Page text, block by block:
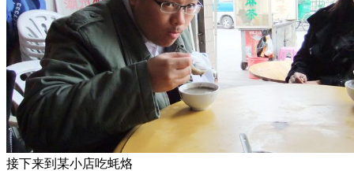
接下来到某小店吃蚝烙